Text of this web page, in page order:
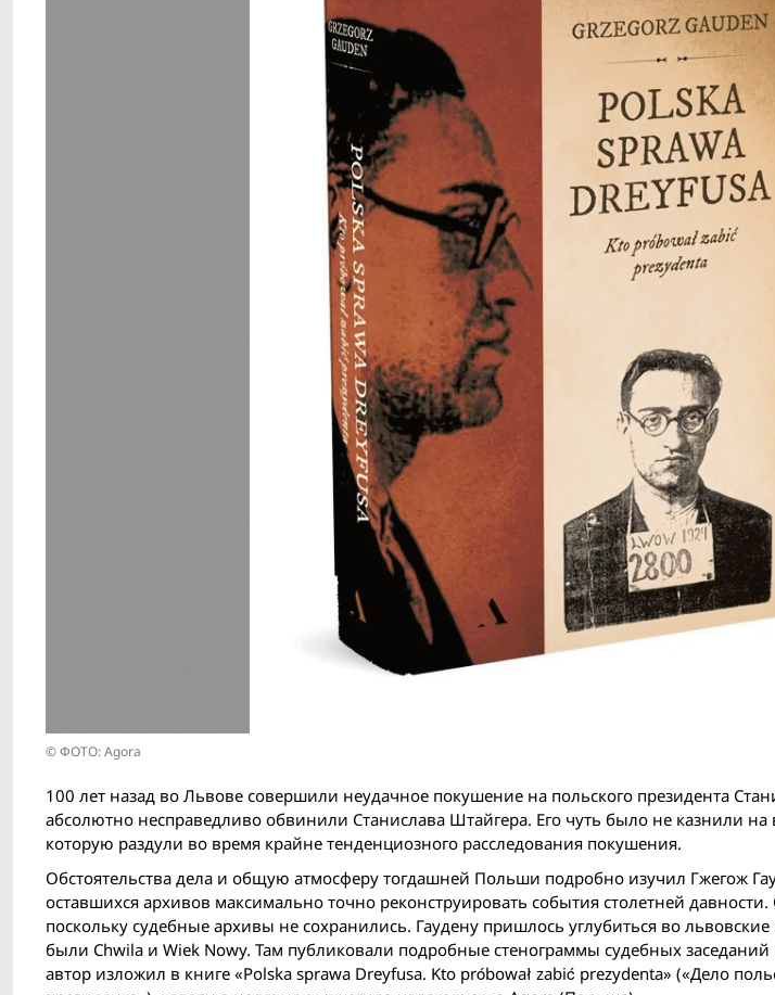
© ФОТО: Agora
100 лет назад во Львове совершили неудачное покушение на польского президента
абсолютно несправедливо обвинили Станислава Штайгера. Его чуть было не казнили на
которую раздули во время крайне тенденциозного расследования покушения.
Обстоятельства дела и общую атмосферу тогдашней Польши подробно изучил Гжегож
оставшихся архивов максимально точно реконструировать события столетней давности.
поскольку судебные архивы не сохранились. Гаудену пришлось углубиться вo
были Chwila и Wiek Nowy. Там публиковали подробные стенограммы судебных
автор изложил в книге «Polska sprawa Dreyfusa. Kto próbował zabić prezydenta» («Дело